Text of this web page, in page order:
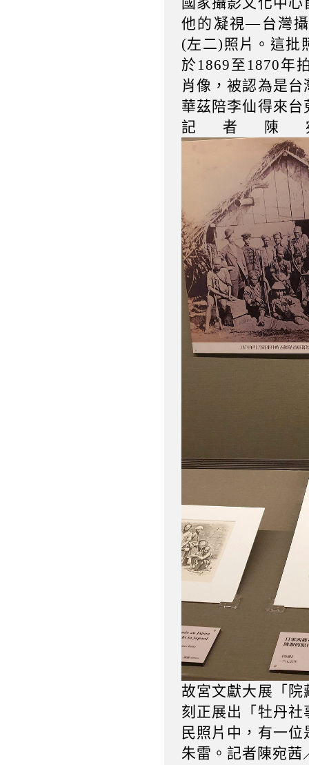
他的凝視—台灣
(左二)照片。這批
於1869至1870年
肖像，被認為是
華茲陪李仙得來
記者陳
故宮文獻大展「
刻正展出「牡丹
民照片中，有一
朱雷。記者陳宛茜